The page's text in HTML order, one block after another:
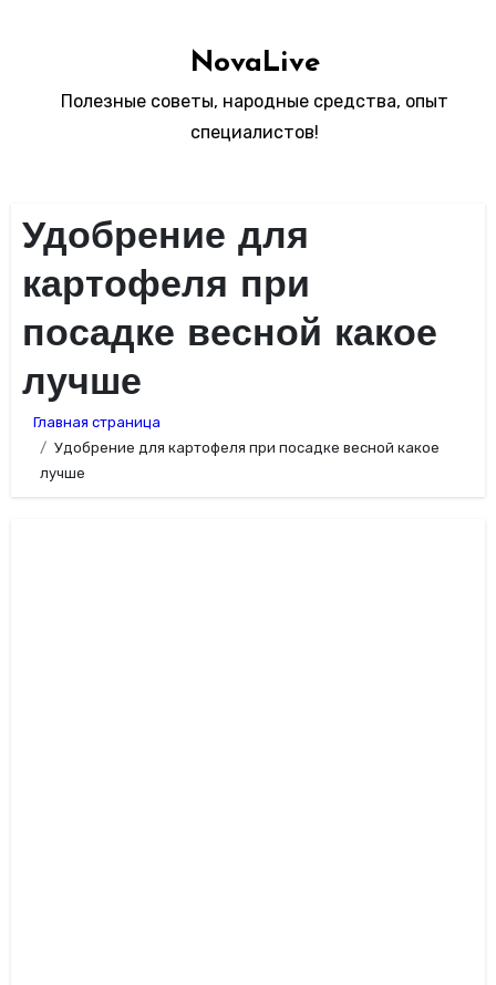
NovaLive
Полезные советы, народные средства, опыт
специалистов!
Удобрение для
картофеля при
посадке весной какое
лучше
Главная страница
Удобрение для картофеля при посадке весной какое
лучше